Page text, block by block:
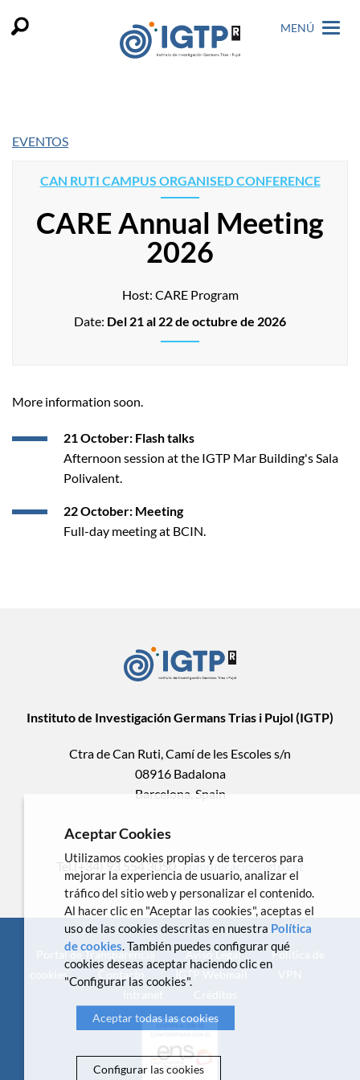
MENÚ
EVENTOS
CAN RUTI CAMPUS ORGANISED CONFERENCE
CARE Annual Meeting
2026
Host: CARE Program
Date: Del 21al 22 de octubre de 2026
More information soon.
21 October: Flash talks
Afternoon session at the IGTP Mar Building's Sala
Polivalent.
22 October: Meeting
Full-day meeting at BCIN.
Instituto de Investigación Germans Trias i Pujol (IGTP)
Ctra de Can Ruti, Camí de les Escoles s/n
08916 Badalona
Barcelona, Spain
Tel.(+34) 93 554 3050 .comunicacio@igtp.cat
Portal de Transparencia Aviso Legal
Política de
cookies
Contacto IGTP Webmail
Aceptar Cookies
Utilizamos cookies propias y de terceros para
mejorar la experiencia de usuario, analizar el
tráfico del sitio web y personalizar el contenido.
Al hacer clic en "Aceptar las cookies", aceptas el
uso de las cookies descritas en nuestra Política
de cookies. También puedes configurar qué
cookies deseas aceptar haciendo clic en
"Configurar las cookies".
Aceptar todas las cookies
Configurar las cookies